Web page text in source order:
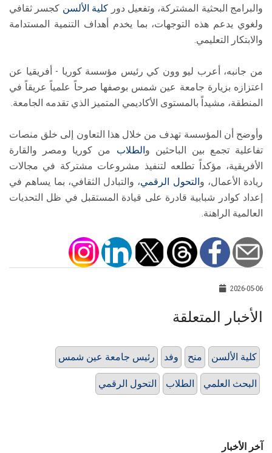
والبرامج البحثية المشتركة، وتفعيل دور كلية الألسن كجسر ثقافي
ولغوي يدعم هذه التوجهات، بما يخدم أهداف التنمية المستدامة
والابتكار التعليمي.
من جانبه، أعرب ليو وون كي رئيس مؤسسة كوريا - أفريقيا عن
اعتزازه بزيارة جامعة عين شمس بوصفها صرحاً علمياً عريقاً في
المنطقة، مشيداً بالمستوى الأكاديمي المتميز الذي تقدمه الجامعة.
وأوضح أن المؤسسة تهدف من خلال هذا التعاون إلى خلق منصات
تفاعلية تجمع بين الباحثين و الطلاب من كوريا ومصر والقارة
الأفريقية، مؤكداً تطلعه لتنفيذ مشروعات مشتركة في مجالات
ريادة الأعمال، و التحول الرقمي، والتبادل الثقافي، بما يساهم في
إعداد كوادر شبابية قادرة على قيادة المستقبل في ظل التحديات
العالمية الراهنة.
2026-05-06
الأخبار المتعلقة
رئيس جامعة عين شمس وفد منح كلية الألسن
التحول الرقمي الطلاب البحث العلمي
آخر الأخبار